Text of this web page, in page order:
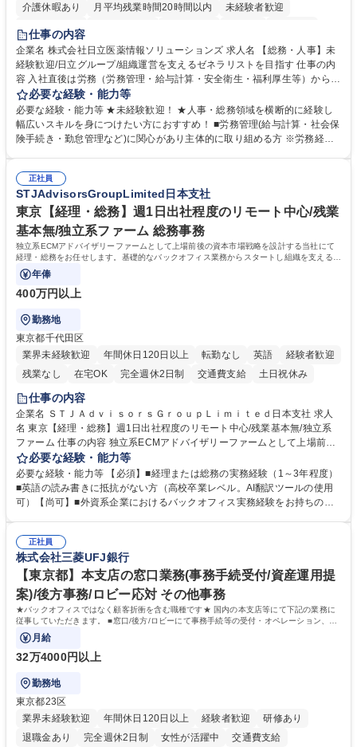
介護休暇あり 月平均残業時間20時間以内
未経験者歓迎
住宅手当あり
育休あり
完全週休2日制 交通費支給 土日祝休み 寮・社宅あり
仕事の内容
企業名 株式会社日立医薬情報ソリューションズ 求人名 【総務・人事】未
経験歓迎/日立グループ/組織運営を支えるゼネラリストを目指す 仕事の内
容 入社直後は労務（労務管理・給与計算・安全衛生・福利厚生等）からお
任せいたします。将来は総務・採用・教育業務へ守備範囲を広げ、組織運
営を支えるゼネラリストをめざせます。 ・初期業務：労働時間管理、給与
計算、社会保険対応、福利厚生管理、安全衛生、健康経営推進等をお任せ
します。ご経験に応じて、休職者管理など、幅広く経験を積んでいただき
幅広く経験を積みたい意欲がある方に最適な環境です。 募集職種 【総
務・人事】未経験歓迎/日立グループ/組織運営を支えるゼネラリストを目
指す
必要な経験・能力等
必要な経験・能力等 ★未経験歓迎！ ★人事・総務領域を横断的に経験し
幅広いスキルを身につけたい方におすすめ！ ■労務管理(給与計算・社会保
険手続き・勤怠管理など)に関心があり主体的に取り組める方 ※労務経験
のご経験 ■労務管理（給与計算・社会保険手続き・勤怠管理など）の経験
■衛生管理者の資格をお持ちの方 学歴・資格 学歴：大学院 大学 高専 短大
専修学校 高校 語学力： 資格：
正社員
STJAdvisorsGroupLimited日本支社
東京【経理・総務】週1日出社程度のリモート中心/残業
基本無/独立系ファーム 総務事務
独立系ECMアドバイザリーファームとして上場前後の資本市場戦略を設計する当社にて
経理・総務をお任せします。基礎的なバックオフィス業務からスタートし組織を支える専
任担当として広く活躍できる環境です。
年俸
400万円以上
勤務地
東京都千代田区
業界未経験歓迎
年間休日120日以上 転勤なし 英語
経験者歓迎
残業なし
在宅OK 完全週休2日制 交通費支給 土日祝休み
仕事の内容
企業名 ＳＴＪＡｄｖｉｓｏｒｓＧｒｏｕｐＬｉｍｉｔｅｄ日本支社 求人
名 東京【経理・総務】週1日出社程度のリモート中心/残業基本無/独立系
ファーム 仕事の内容 独立系ECMアドバイザリーファームとして上場前後
の資本市場戦略を設計する当社にて経理・総務をお任せします。基礎的な
バックオフィス業務からスタートし組織を支える専任担当として広く活躍
できる環境です。 ■日常経理、月次および年次決算サポート業務 ■本国
（グローバル）との英文メール対応（AI翻訳ツール等を使用しての対応で
業務をお任せします。残業も基本的には発生せず、ご自身のペースで業務
を進めやすく定着率の高い環境です。 募集職種 東京【経理・総務】週1日
出社程度のリモート中心/残業基本無/独立系ファーム
必要な経験・能力等
必要な経験・能力等 【必須】■経理または総務の実務経験（1～3年程度）
■英語の読み書きに抵抗がない方（高校卒業レベル。AI翻訳ツールの使用
可）【尚可】■外資系企業におけるバックオフィス実務経験をお持ちの方
【働き方について】現在は週4日程度の在宅勤務を実施しており、ワーク
ライフバランスを重視する方に最適な環境です（フルリモートも面接で相
談可）。【求める人物像】幅広いバックオフィス業務に柔軟に対応でき、
社内外と円滑にコミュニケーションを取りながら業務を推進できる方 学
歴・資格 学歴：大学院 大学 高専 短大 専修学校 高校 語学力： 資格：
正社員
株式会社三菱UFJ銀行
【東京都】本支店の窓口業務(事務手続受付/資産運用提
案)/後方事務/ロビー応対 その他事務
★バックオフィスではなく顧客折衝を含む職種です★ 国内の本支店等にて下記の業務に
従事していただきます。 ■窓口/後方/ロビーにて事務手続等の受付・オペレーション、お
客様対応
月給
32万4000円以上
勤務地
東京都23区
業界未経験歓迎
年間休日120日以上 経験者歓迎
研修あり
退職金あり
完全週休2日制 女性が活躍中
交通費支給